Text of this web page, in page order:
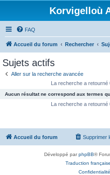
Korvigelloù
FAQ
Accueil du forum Rechercher
Sujets actifs
Aller sur la recherche avancée
La recherche a retourné
Aucun résultat ne correspond aux termes
La recherche a retourné
Accueil du forum Supprimer
Développé parphpBB®
Traduction
Confidentialité